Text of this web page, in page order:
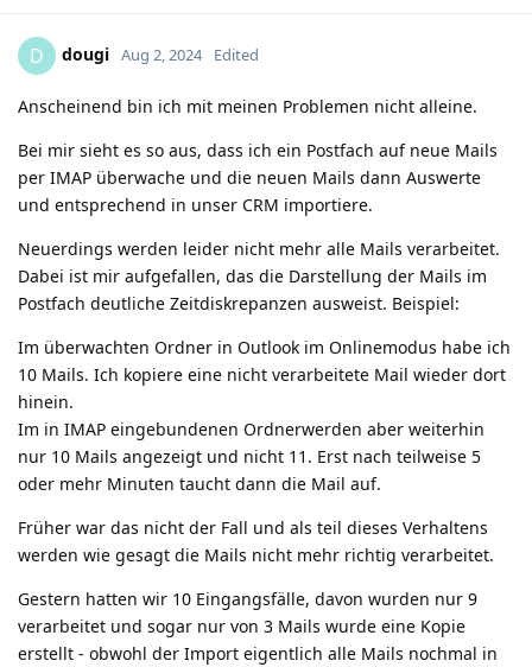
D dougi Aug 2, 2024 Edited
Anscheinend bin ich mit meinen Problemen nicht alleine.
Bei mir sieht es so aus, dass ich ein Postfach auf neue Mails
per IMAP überwache und die neuen Mails dann Auswerte
und entsprechend in unser CRM importiere.
Neuerdings werden leider nicht mehr alle Mails verarbeitet.
Dabei ist mir aufgefallen, das die Darstellung der Mails im
Postfach deutliche Zeitdiskrepanzen ausweist. Beispiel:
Im überwachten Ordner in Outlook im Onlinemodus habe ich
10 Mails. Ich kopiere eine nicht verarbeitete Mail wieder dort
hinein.
Im in IMAP eingebundenen Ordnerwerden aber weiterhin
nur 10 Mails angezeigt und nicht 11. Erst nach teilweise 5
oder mehr Minuten taucht dann die Mail auf.
Früher war das nicht der Fall und als teil dieses Verhaltens
werden wie gesagt die Mails nicht mehr richtig verarbeitet.
Gestern hatten wir 10 Eingangsfälle, davon wurden nur 9
verarbeitet und sogar nur von 3 Mails wurde eine Kopie
erstellt - obwohl der Import eigentlich alle Mails nochmal in